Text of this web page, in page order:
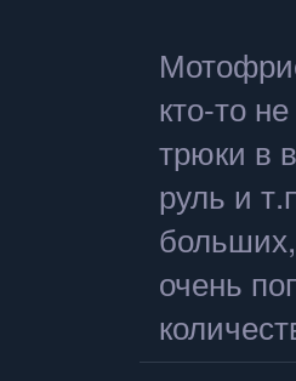
кто-то
трюки в
руль и
очень